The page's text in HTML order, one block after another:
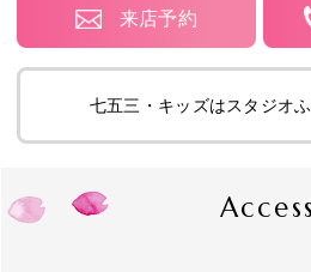
来店予約
七五三・キッズはスタジオ
Access